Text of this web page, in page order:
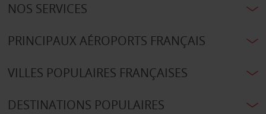
NOS SERVICES
PRINCIPAUX AÉROPORTS FRANÇAIS
VILLES POPULAIRES FRANÇAISES
DESTINATIONS POPULAIRES